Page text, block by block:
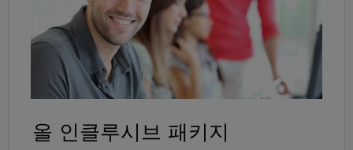
올 인클루시브 패키지